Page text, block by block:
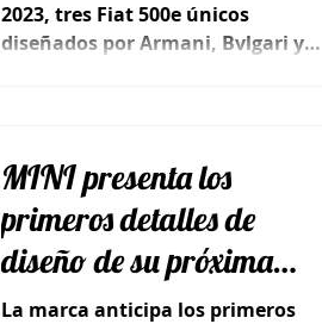
2023, tres Fiat 500e únicos
diseñados por Armani, Bvlgari y
MINI presenta los
primeros detalles de
diseño de su próxima
familia de modelos
La marca anticipa los primeros